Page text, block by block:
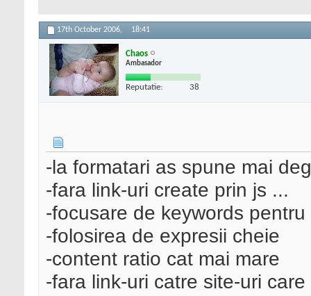
17th October 2006, 18:41
Chaos
Ambasador
Reputatie: 38
-la formatari as spune mai
-fara link-uri create prin js ...
-focusare de keywords
-folosirea de expresii cheie
-content ratio cat mai mare
-fara link-uri catre site-uri